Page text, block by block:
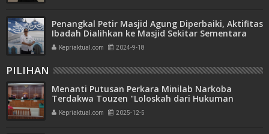
Penangkal Petir Masjid Agung Diperbaiki, Aktifitas
Ibadah Dialihkan ke Masjid Sekitar Sementara
Kepriaktual.com 2024-9-18
PILIHAN
Menanti Putusan Perkara Minilab Narkoba
Terdakwa Touzen "Loloskah dari Hukuman
Seumur Hidup atau Mati"
Kepriaktual.com 2025-12-5